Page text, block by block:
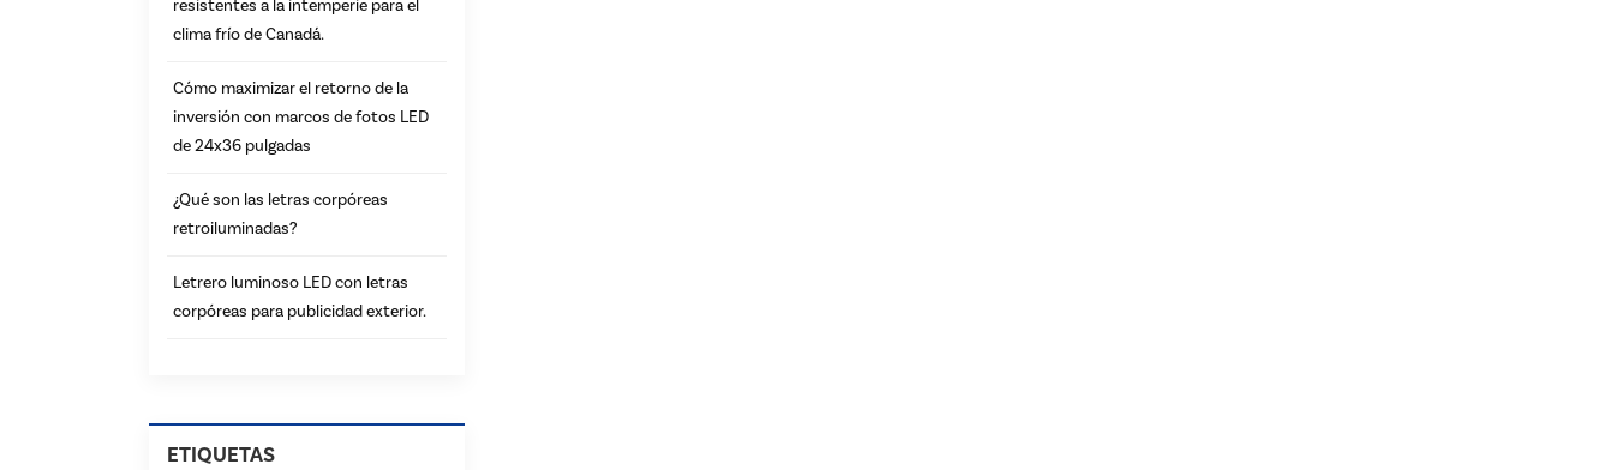
resistentes a la intemperie para el
clima frío de Canadá.
Cómo maximizar el retorno de la
inversión con marcos de fotos LED
de 24x36 pulgadas
¿Qué son las letras corpóreas
retroiluminadas?
Letrero luminoso LED con letras
corpóreas para publicidad exterior.
ETIQUETAS